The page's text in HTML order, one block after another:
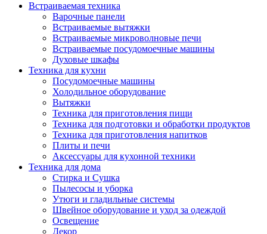
Встраиваемая техника
Варочные панели
Встраиваемые вытяжки
Встраиваемые микроволновые печи
Встраиваемые посудомоечные машины
Духовые шкафы
Техника для кухни
Посудомоечные машины
Холодильное оборудование
Вытяжки
Техника для приготовления пищи
Техника для подготовки и обработки продуктов
Техника для приготовления напитков
Плиты и печи
Аксессуары для кухонной техники
Техника для дома
Стирка и Сушка
Пылесосы и уборка
Утюги и гладильные системы
Швейное оборудование и уход за одеждой
Освещение
Декор